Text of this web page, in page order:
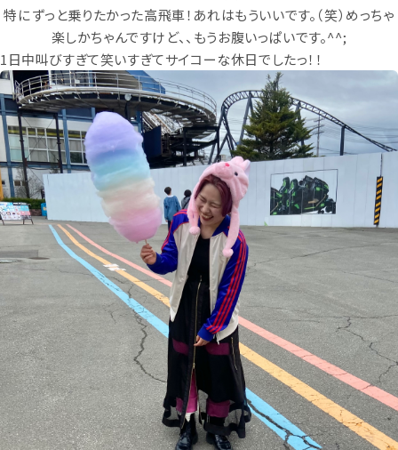
特にずっと乗りたかった高飛車！あれはもういいです。（笑）めっちゃ
楽しかちゃんですけど、、もうお腹いっぱいです。^^;
1日中叫びすぎて笑いすぎてサイコーな休日でしたっ！！